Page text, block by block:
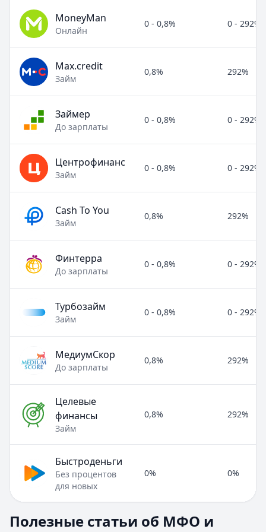
MoneyMan
Онлайн
0 - 0,8% 0 - 292%
Max.credit
Займ
0,8% 292%
Займер
До зарплаты
0 - 0,8% 0 - 292%
Центрофинанс
Займ
0 - 0,8% 0 - 292%
Cash To You
Займ
0,8% 292%
Финтерра
До зарплаты
0 - 0,8% 0 - 292%
Турбозайм
Займ
0 - 0,8% 0 - 292%
МедиумСкор
До зарплаты
0,8% 292%
Целевые
финансы
Займ
0,8% 292%
Быстроденьги
Без процентов
для новых
0% 0%
Раздел:МФО и микрозаймы. Всего статей: 8.
Полезные статьи об МФО и